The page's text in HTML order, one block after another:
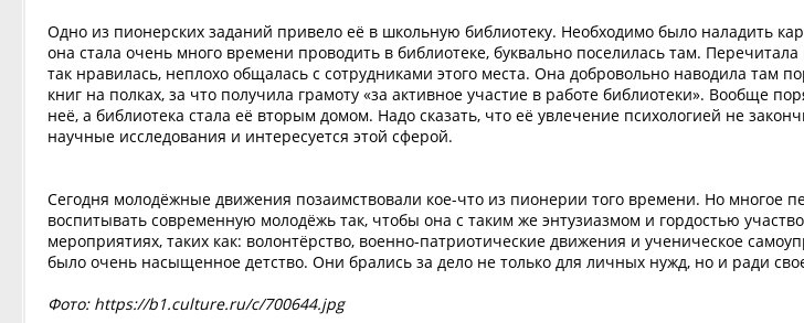
Одно из пионерских заданий привело её в школьную библиотеку. Необходимо было наладить
она стала очень много времени проводить в библиотеке, буквально поселилась там. Перечитала
так нравилась, неплохо общалась с сотрудниками этого места. Она добровольно наводила там
книг на полках, за что получила грамоту «за активное участие в работе библиотеки». Вообще
неё, а библиотека стала её вторым домом. Надо сказать, что её увлечение психологией не
научные исследования и интересуется этой сферой.
Сегодня молодёжные движения позаимствовали кое-что из пионерии того времени. Но многое
воспитывать современную молодёжь так, чтобы она с таким же энтузиазмом и гордостью
мероприятиях, таких как: волонтёрство, военно-патриотические движения и ученическое
было очень насыщенное детство. Они брались за дело не только для личных нужд, но и ради
Фото: https://b1.culture.ru/c/700644.jpg